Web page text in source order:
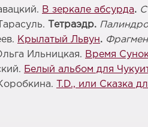
В зеркале абсурда.
Тетраэдр.
Крылатый Львун.
Ильницкая. Время
Белый альбом для
T.D., или Сказка